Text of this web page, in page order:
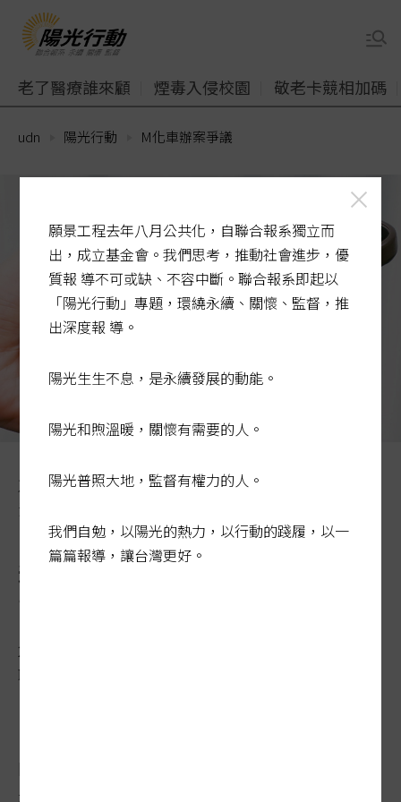
老了醫療誰來顧 煙毒入侵校園 敬老卡競相加碼
udn 陽光行動 M化車辦案爭議
及學者都認為，以此科技執法須先有法律授權，科技偵查
法的立法卻始終只聞樓梯響。記者曾學仁／攝影
科偵立法牛步 像「騎Ubike追
2023-03-26 02:41:22
聯合報 / 記者林孟潔、蔣永佑／台北報導
願景工程去年八月公共化，自聯合報系獨立而
出，成立基金會。我們思考，推動社會進步，優
質報 導不可或缺、不容中斷。聯合報系即起以
「陽光行動」專題，環繞永續、關懷、監督，推
出深度報 導。
陽光生生不息，是永續發展的動能。
陽光和煦溫暖，關懷有需要的人。
陽光普照大地，監督有權力的人。
我們自勉，以陽光的熱力，以行動的踐履，以一
篇篇報導，讓台灣更好。